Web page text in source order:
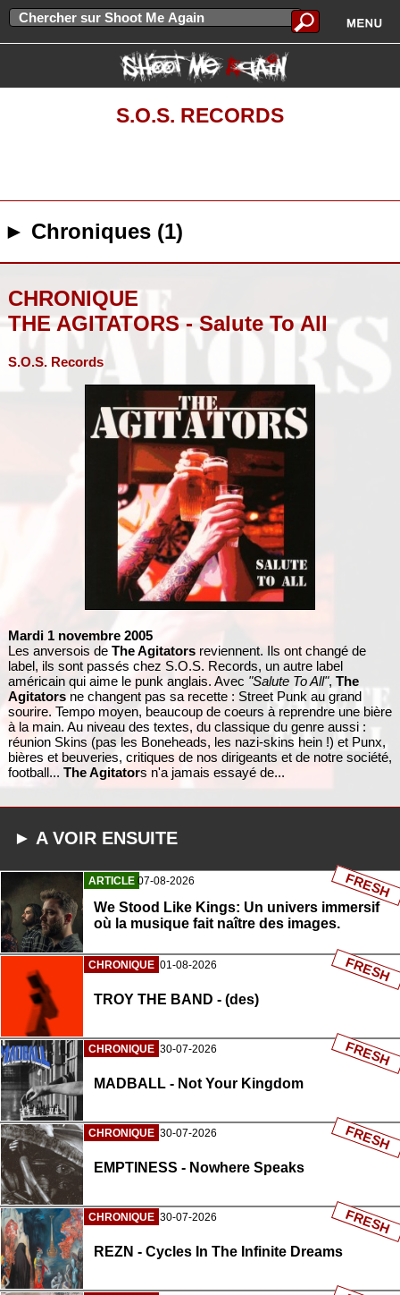
S.O.S. RECORDS
► Chroniques (1)
CHRONIQUE
THE AGITATORS - Salute To All
S.O.S. Records
Mardi 1 novembre 2005
Les anversois de The Agitatorsreviennent. Ils ont changé de
label, ils sont passés chez S.O.S. Records, un autre label
américain qui aime le punk anglais. Avec "Salute To All", The
Agitatorsne changent pas sa recette : Street Punk au grand
sourire. Tempo moyen, beaucoup de coeurs à reprendre une bière
à la main. Au niveau des textes, du classique du genre aussi :
réunion Skins (pas les Boneheads, les nazi-skins hein !) et Punx,
bières et beuveries, critiques de nos dirigeants et de notre société,
football... The Agitators n'a jamais essayé de...
► A VOIR ENSUITE
ARTICLE 07-08-2026
We Stood Like Kings: Un univers immersif
où la musique fait naître des images.
FRESH
CHRONIQUE 01-08-2026
TROY THE BAND - (des)
FRESH
CHRONIQUE 30-07-2026
MADBALL - Not Your Kingdom
FRESH
CHRONIQUE 30-07-2026
EMPTINESS - Nowhere Speaks
FRESH
CHRONIQUE 30-07-2026
REZN - Cycles In The Infinite Dreams
FRESH